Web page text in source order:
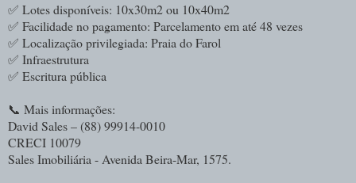
✅ Lotes disponíveis: 10x30m2 ou 10x40m2
✅ Facilidade no pagamento: Parcelamento em até 48 vezes
✅ Localização privilegiada: Praia do Farol
✅ Infraestrutura
✅ Escritura pública
📞 Mais informações:
David Sales – (88) 99914-0010
CRECI 10079
Sales Imobiliária - Avenida Beira-Mar, 1575.